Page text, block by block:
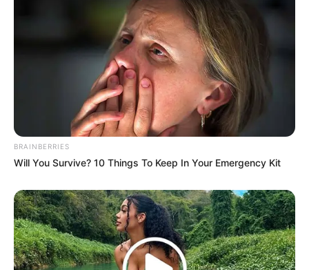
FILM PRANCIS
BRAINBERRIES
Will You Survive? 10 Things To Keep In Your Emergency Kit